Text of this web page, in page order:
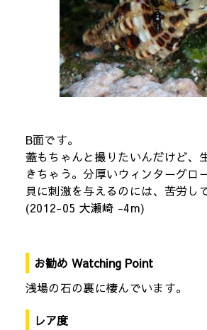
B面です。
蓋もちゃんと撮りたいんだけど、
きちゃう。分厚いウィンターグロ
貝に刺激を与えるのには、苦労し
(2012-05 大瀬崎 -4m)
お勧め Watching Point
浅場の石の裏に棲んでいます。
レア度